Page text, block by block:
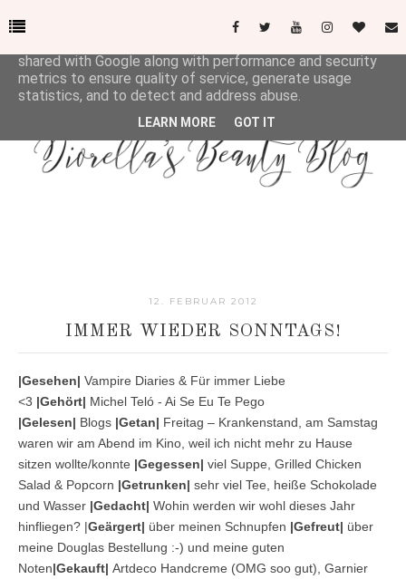
12. FEBRUAR 2012
IMMER WIEDER SONNTAGS!
|Gesehen| Vampire Diaries & Für immer Liebe
<3 |Gehört| Michel Teló - Ai Se Eu Te Pego
|Gelesen| Blogs |Getan| Freitag – Krankenstand, am Samstag
waren wir am Abend im Kino, weil ich nicht mehr zu Hause
sitzen wollte/konnte |Gegessen| viel Suppe, Grilled Chicken
Salad & Popcorn |Getrunken| sehr viel Tee, heiße Schokolade
und Wasser |Gedacht| Wohin werden wir wohl dieses Jahr
hinfliegen? |Geärgert| über meinen Schnupfen |Gefreut| über
meine Douglas Bestellung :-) und meine guten
Noten|Gekauft| Artdeco Handcreme (OMG soo gut), Garnier
This site uses cookies from Google to deliver its services
shared with Google along with performance and security
metrics to ensure quality of service, generate usage
statistics, and to detect and address abuse.
LEARN MORE GOT IT